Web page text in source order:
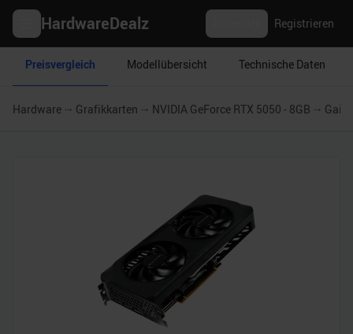
HardwareDealz Registrieren
Preisvergleich Modellübersicht Technische Daten
Hardware Grafikkarten NVIDIA GeForce RTX 5050 - 8GB